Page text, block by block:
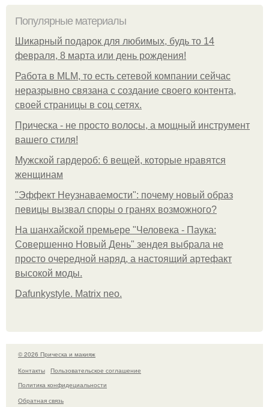
Популярные материалы
Шикарный подарок для любимых, будь то 14
февраля, 8 марта или день рождения!
Работа в MLM, то есть сетевой компании сейчас
неразрывно связана с создание своего контента,
своей страницы в соц сетях.
Прическа - не просто волосы, а мощный инструмент
вашего стиля!
Мужской гардероб: 6 вещей, которые нравятся
женщинам
"Эффект Неузнаваемости": почему новый образ
певицы вызвал споры о гранях возможного?
На шанхайской премьере "Человека - Паука:
Совершенно Новый День" зендея выбрала не
просто очередной наряд, а настоящий артефакт
высокой моды.
Dafunkystyle. Matrix neo.
© 2026 Прическа и макияж
Контакты
Пользовательское соглашение
Политика конфидециальности
Обратная связь